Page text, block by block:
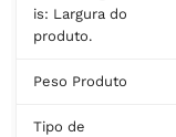
is: Largura do
produto.
Peso Produto
Tipo de